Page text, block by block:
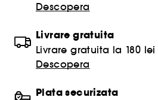
Descopera
Livrare gratuita
Livrare gratuita la 180 lei
Descopera
Plata securizata